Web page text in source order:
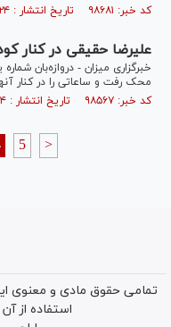
کد خبر: ۹۸۶۸۱ تاریخ انتشار : ۱۳۹۴/۰۸/۲۴
علیرضا حقیقی در
خبرگزاری میزان - دروازه‌بان
محک رفت و ساعاتی را در کنار
کد خبر: ۹۸۵۶۷ تاریخ انتشار : ۱۳۹۴/۰۸/۲۴
5 >
تمامی حقوق مادی و معنوی
استفاده از